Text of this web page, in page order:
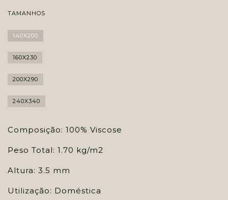
TAMANHOS
140X200
160X230
200X290
240X340
Composição: 100% Viscose
Peso Total: 1.70 kg/m2
Altura: 3.5 mm
Utilização: Doméstica